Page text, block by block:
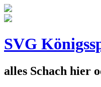
SVG
alles Schach hier